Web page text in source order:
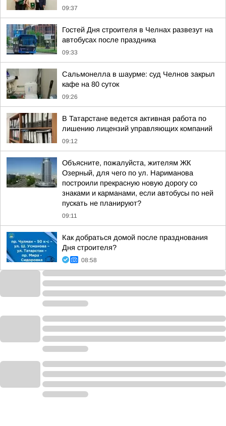
09:37
Гостей Дня строителя в Челнах развезут на
автобусах после праздника
09:33
Сальмонелла в шаурме: суд Челнов закрыл
кафе на 80 суток
09:26
В Татарстане ведется активная работа по
лишению лицензий управляющих компаний
09:12
Объясните, пожалуйста, жителям ЖК
Озерный, для чего по ул. Нариманова
построили прекрасную новую дорогу со
знаками и карманами, если автобусы по ней
пускать не планируют?
09:11
Как добраться домой после празднования
Дня строителя?
08:58